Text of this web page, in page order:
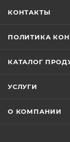
КОНТАКТЫ
ПОЛИТИКА
КАТАЛОГ
УСЛУГИ
О КОМПАНИИ